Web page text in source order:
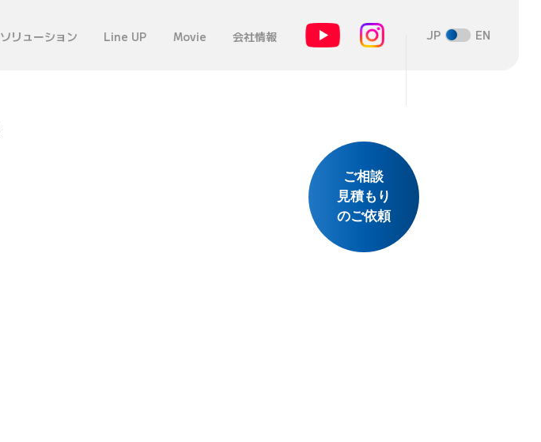
ソリューション Line UP Movie 会社情報 JP EN
ご相談
見積もり
のご依頼